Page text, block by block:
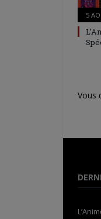
5
Vous